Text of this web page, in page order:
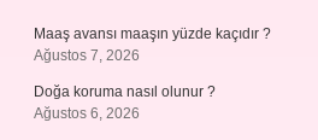
Maaş avansı maaşın yüzde kaçıdır ?
Ağustos 7, 2026
Doğa koruma nasıl olunur ?
Ağustos 6, 2026